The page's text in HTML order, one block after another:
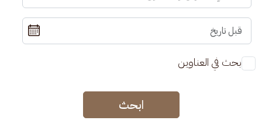
بحث في العناوين
ابحث